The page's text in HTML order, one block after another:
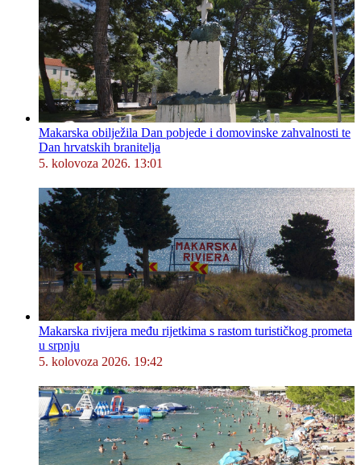
Makarska obilježila Dan pobjede i domovinske zahvalnosti te
Dan hrvatskih branitelja
5. kolovoza 2026. 13:01
Makarska rivijera među rijetkima s rastom turističkog prometa
u srpnju
5. kolovoza 2026. 19:42